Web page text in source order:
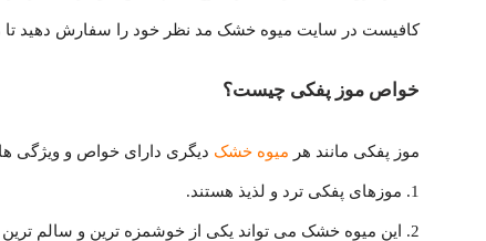
کافیست در سایت میوه خشک مد نظر خود را سفارش دهید تا
خواص موز پفکی چیست؟
موز پفکی مانند هر میوه خشک دیگری دارای خواص و ویژگی
1. موزهای پفکی ترد و لذیذ هستند.
2. این میوه خشک می تواند یکی از خوشمزه ترین و سالم ترین تنقلات برای کودکان باشد.